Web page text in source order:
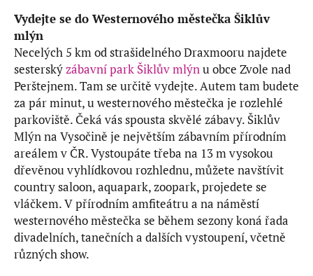
Vydejte se do Westernového městečka Šiklův
mlýn
Necelých 5 km od strašidelného Draxmooru najdete
sesterskýzábavní park Šiklův mlýnu obce Zvole nad
Perštejnem. Tam se určitě vydejte. Autem tam budete
za pár minut, u westernového městečka je rozlehlé
parkoviště. Čeká vás spousta skvělé zábavy. Šiklův
Mlýn na Vysočině je největším zábavním přírodním
areálem v ČR. Vystoupáte třeba na 13 m vysokou
dřevěnou vyhlídkovou rozhlednu, můžete navštívit
country saloon, aquapark, zoopark, projedete se
vláčkem. V přírodním amfiteátru a na náměstí
westernového městečka se během sezony koná řada
divadelních, tanečních a dalších vystoupení, včetně
různých show.